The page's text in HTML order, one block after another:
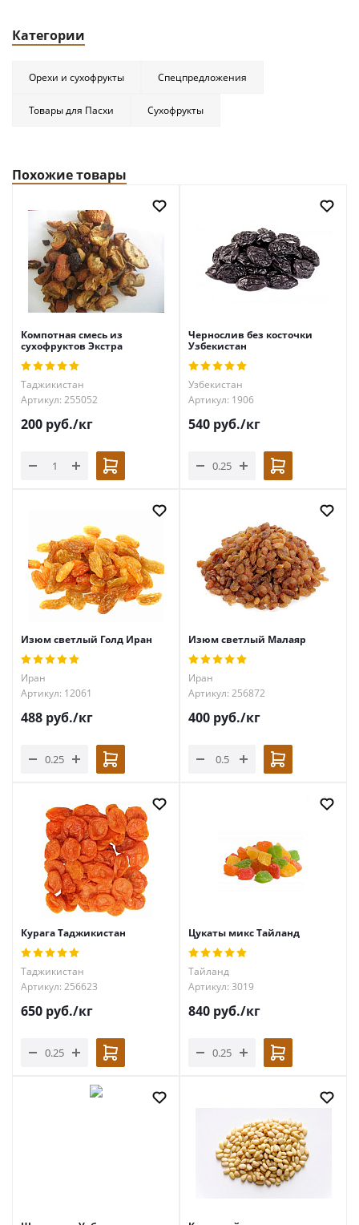
Категории
Орехи и сухофрукты Спецпредложения
Товары для Пасхи Сухофрукты
Похожие товары
Компотная смесь из
сухофруктов Экстра
Таджикистан
Артикул: 255052
200 руб./кг
Чернослив без косточки
Узбекистан
Узбекистан
Артикул: 1906
540 руб./кг
Изюм светлый Голд Иран
Иран
Артикул: 12061
488 руб./кг
Изюм светлый Малаяр
Иран
Артикул: 256872
400 руб./кг
Курага Таджикистан
Таджикистан
Артикул: 256623
650 руб./кг
Цукаты микс Тайланд
Тайланд
Артикул: 3019
840 руб./кг